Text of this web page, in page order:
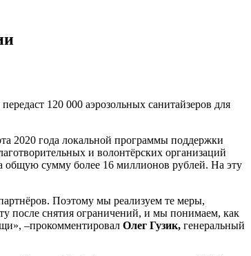
120 000 аэрозольных санитайзеров для
2020 года локальной программы поддержки
и волонтёрских организаций
общую сумму более 16 миллионов рублей. На эту
Поэтому мы реализуем те меры,
после снятия ограничений, и мы понимаем, как
–прокомментировал Олег Гузик, генеральный